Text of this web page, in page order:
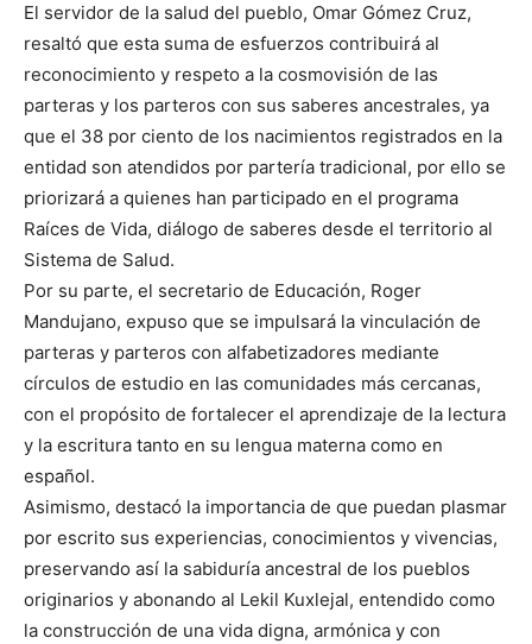
El servidor de la salud del pueblo, Omar Gómez Cruz,
resaltó que esta suma de esfuerzos contribuirá al
reconocimiento y respeto a la cosmovisión de las
parteras y los parteros con sus saberes ancestrales, ya
que el 38 por ciento de los nacimientos registrados en la
entidad son atendidos por partería tradicional, por ello se
priorizará a quienes han participado en el programa
Raíces de Vida, diálogo de saberes desde el territorio al
Sistema de Salud.
Por su parte, el secretario de Educación, Roger
Mandujano, expuso que se impulsará la vinculación de
parteras y parteros con alfabetizadores mediante
círculos de estudio en las comunidades más cercanas,
con el propósito de fortalecer el aprendizaje de la lectura
y la escritura tanto en su lengua materna como en
español.
Asimismo, destacó la importancia de que puedan plasmar
por escrito sus experiencias, conocimientos y vivencias,
preservando así la sabiduría ancestral de los pueblos
originarios y abonando al Lekil Kuxlejal, entendido como
la construcción de una vida digna, armónica y con